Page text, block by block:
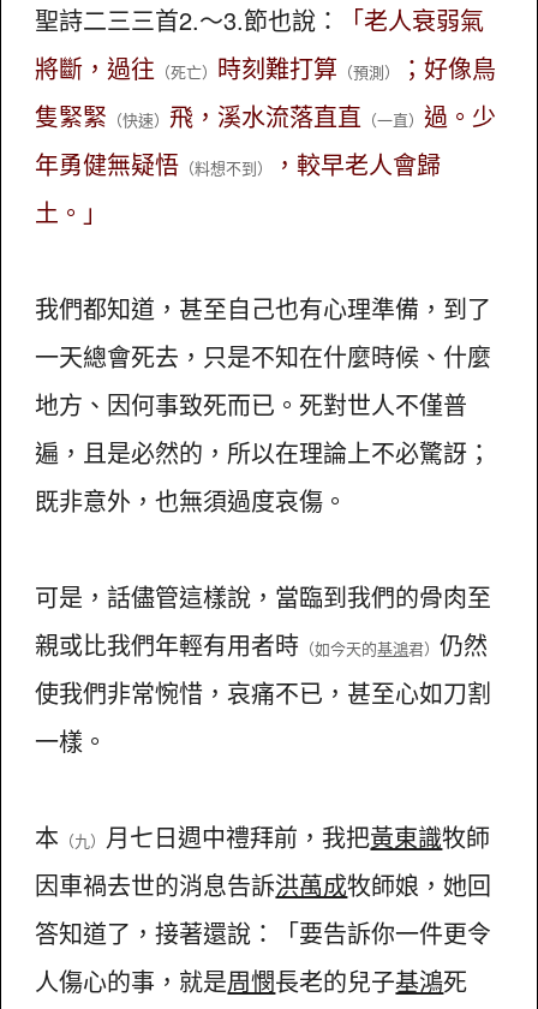
聖詩二三三首2.～3.節也說：
「老人衰弱氣
將斷，過往 （死亡） 時刻難打算 （預測）
；好像鳥
隻緊緊 （快速） 飛，溪水流落直直 （一直）過。少
年勇健無疑悟 （料想不到）
，較早老人會歸
土。」
我們都知道，甚至自己也有心理準備，到了
一天總會死去，只是不知在什麼時候、什麼
地方、因何事致死而已。死對世人不僅普
遍，且是必然的，所以在理論上不必驚訝；
既非意外，也無須過度哀傷。
可是，話儘管這樣說，當臨到我們的骨肉至
親或比我們年輕有用者時 （如今天的基鴻君）仍然
使我們非常惋惜，哀痛不已，甚至心如刀割
一樣。
本 （九） 月七日週中禮拜前，我把黃東識牧師
因車禍去世的消息告訴洪萬成牧師娘，她回
答知道了，接著還說：「要告訴你一件更令
人傷心的事，就是周憫長老的兒子基鴻死